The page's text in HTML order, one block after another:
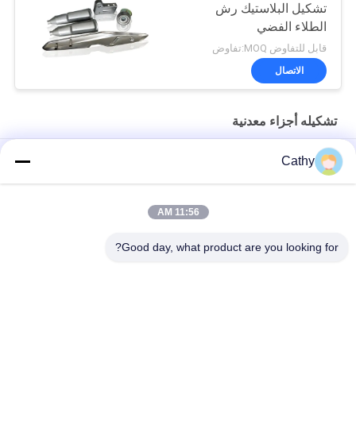
تشكيل البلاستيك رش
الطلاء الفضي
قابل للتفاوض MOQ:تفاوض
الاتصال
تشكيله أجزاء معدنية
أجزاء معدنية مصنوعة بالخاتم مخصصة للتطبيقات الثقيلة
قطع معدنية فضية حل مثالي لاحتياجات الصناعة
أجزاء CNC طحن تحويل الخدمات المعدنية الدقيقة المخصصة الألومنيوم
Cathy
11:56 AM
Good day, what product are you looking for?